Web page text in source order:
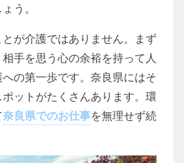
う。
が介護ではありません。まず
手を思う心の余裕を持って人
の第一歩です。奈良県にはそ
ットがたくさんあります。環
奈良県でのお仕事を無理せず続